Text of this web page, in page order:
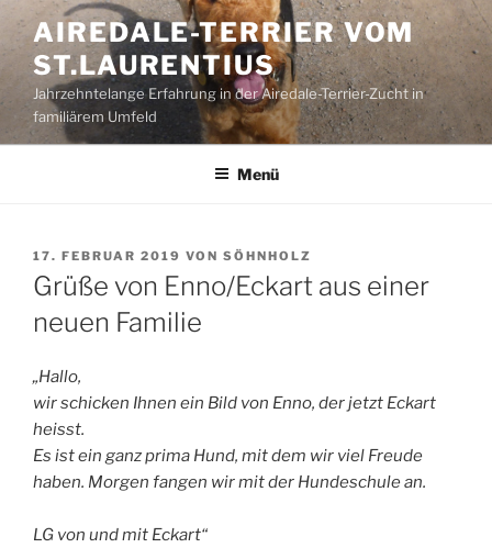
Inhalt
springen
AIREDALE-TERRIER VOM
ST.LAURENTIUS
Jahrzehntelange Erfahrung in der Airedale-Terrier-Zucht in
familiärem Umfeld
Menü
VERÖFFENTLICHT
AM
17. FEBRUAR 2019 VON SÖHNHOLZ
Grüße von Enno/Eckart aus einer
neuen Familie
„Hallo,
wir schicken Ihnen ein Bild von Enno, der jetzt Eckart
heisst.
Es ist ein ganz prima Hund, mit dem wir viel Freude
haben. Morgen fangen wir mit der Hundeschule an.
LG von und mit Eckart“